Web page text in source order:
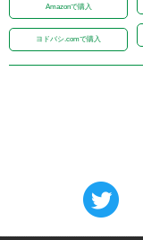
Amazonで購入
ヨドバシ.comで購入